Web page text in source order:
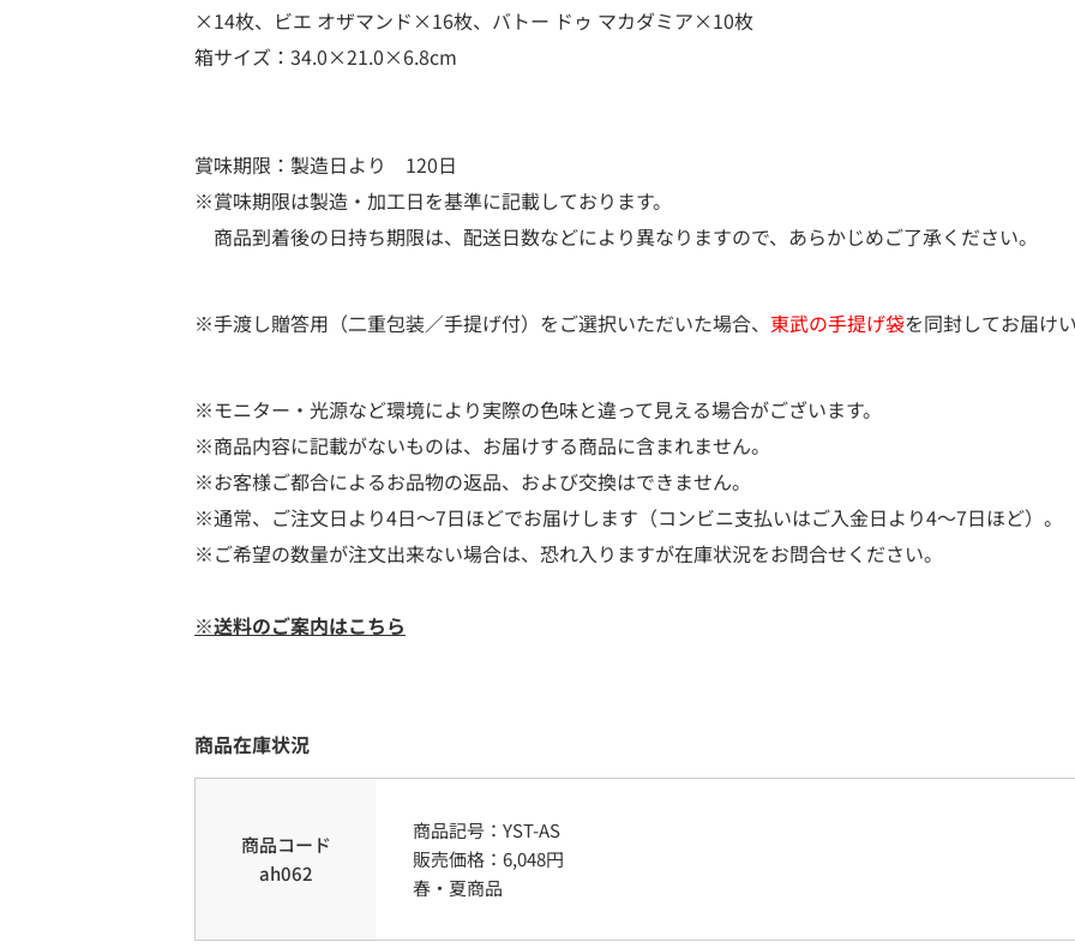
×14枚、ビエ オザマンド×16枚、バトー ドゥ マカダミア×10枚
箱サイズ：34.0×21.0×6.8cm
賞味期限：製造日より 120日
※賞味期限は製造・加工日を基準に記載しております。
商品到着後の日持ち期限は、配送日数などにより異なりますので、あらかじめご了承ください。
※手渡し贈答用（二重包装／手提げ付）をご選択いただいた場合、 東武の手提げ袋を同封してお届け
※モニター・光源など環境により実際の色味と違って見える場合がございます。
※商品内容に記載がないものは、お届けする商品に含まれません。
※お客様ご都合によるお品物の返品、および交換はできません。
※通常、ご注文日より4日～7日ほどでお届けします（コンビニ支払いはご入金日より4～7日ほど）。
※ご希望の数量が注文出来ない場合は、恐れ入りますが在庫状況をお問合せください。
※送料のご案内はこちら
商品在庫状況
商品コード
ah062
商品記号： YST-AS
販売価格： 6,048円
春・夏商品